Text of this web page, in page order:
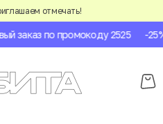
отмечать!
заказ по промокоду 2525 -